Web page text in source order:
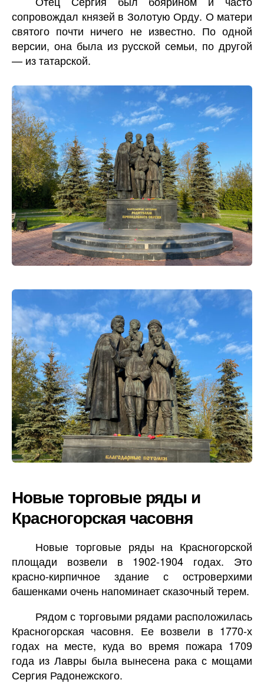
сопровождал князей в Золотую Орду. О матери
святого почти ничего не известно. По одной
версии, она была из русской семьи, по другой
— из татарской.
Новые торговые ряды и
Красногорская часовня
Новые торговые ряды на Красногорской
площади возвели в 1902-1904 годах. Это
красно-кирпичное здание с островерхими
башенками очень напоминает сказочный терем.
Рядом с торговыми рядами расположилась
Красногорская часовня. Ее возвели в 1770-х
годах на месте, куда во время пожара 1709
года из Лавры была вынесена рака с мощами
Сергия Радонежского.